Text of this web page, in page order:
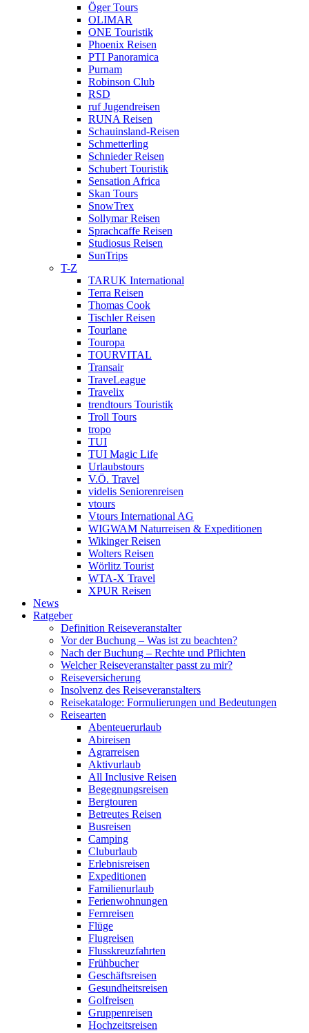
Öger Tours
OLIMAR
ONE Touristik
Phoenix Reisen
PTI Panoramica
Purnam
Robinson Club
RSD
ruf Jugendreisen
RUNA Reisen
Schauinsland-Reisen
Schmetterling
Schnieder Reisen
Schubert Touristik
Sensation Africa
Skan Tours
SnowTrex
Sollymar Reisen
Sprachcaffe Reisen
Studiosus Reisen
SunTrips
T-Z
TARUK International
Terra Reisen
Thomas Cook
Tischler Reisen
Tourlane
Touropa
TOURVITAL
Transair
TraveLeague
Travelix
trendtours Touristik
Troll Tours
tropo
TUI
TUI Magic Life
Urlaubstours
V.Ö. Travel
videlis Seniorenreisen
vtours
Vtours International AG
WIGWAM Naturreisen & Expeditionen
Wikinger Reisen
Wolters Reisen
Wörlitz Tourist
WTA-X Travel
XPUR Reisen
News
Ratgeber
Definition Reiseveranstalter
Vor der Buchung – Was ist zu beachten?
Nach der Buchung – Rechte und Pflichten
Welcher Reiseveranstalter passt zu mir?
Reiseversicherung
Insolvenz des Reiseveranstalters
Reisekataloge: Formulierungen und Bedeutungen
Reisearten
Abenteuerurlaub
Abireisen
Agrarreisen
Aktivurlaub
All Inclusive Reisen
Begegnungsreisen
Bergtouren
Betreutes Reisen
Busreisen
Camping
Cluburlaub
Erlebnisreisen
Expeditionen
Familienurlaub
Ferienwohnungen
Fernreisen
Flüge
Flugreisen
Flusskreuzfahrten
Frühbucher
Geschäftsreisen
Gesundheitsreisen
Golfreisen
Gruppenreisen
Hochzeitsreisen